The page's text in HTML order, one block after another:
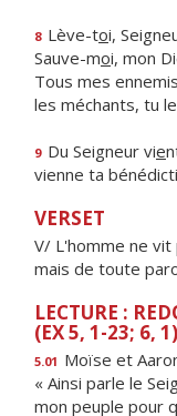
8 Lève-toi,
Sauve-moi, mon
Tous mes
les méchants, tu
9 Du Seigneur vie
vienne ta bénédicti
VERSET
V/ L'homme ne
mais de toute
LECTURE :
(EX 5, 1-23; 6, 1)
5.01 Moïse et
« Ainsi parle le
mon peuple pour